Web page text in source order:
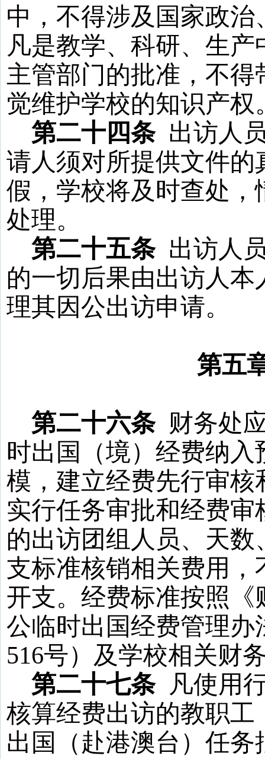
中，不得涉及国家政
凡是教学、科研、生
主管部门的批准，不
觉维护学校的知识产权
第二十四条 出访人
请人须对所提供文件
假，学校将及时查处
处理。
第二十五条 出访人
的一切后果由出访人
理其因公出访申请。
第五
第二十六条 财务处
时出国（境）经费纳
模，建立经费先行审
实行任务审批和经费
的出访团组人员、天
支标准核销相关费用
开支。经费标准按照
公临时出国经费管理办
516号）及学校相关财
第二十七条 凡使用
核算经费出访的教职
出国（赴港澳台）任